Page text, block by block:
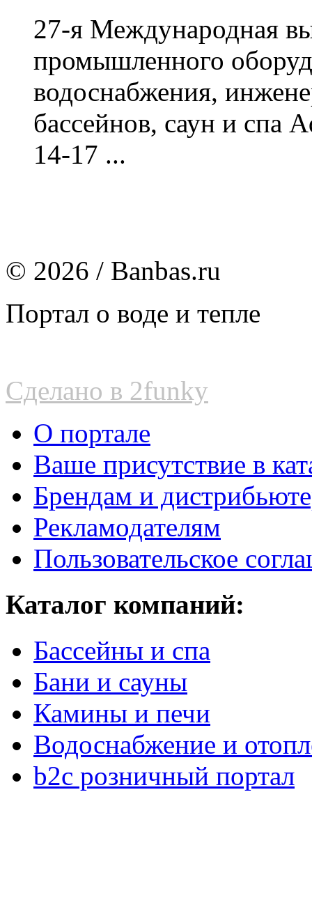
27-я Международная
промышленного
водоснабжения,
бассейнов, саун и спа
14-17 ...
© 2026 / Banbas.ru
Портал о воде и тепле
Сделано в 2funky
О портале
Ваше присутствие в
Брендам и
Рекламодателям
Пользовательское
Каталог компаний:
Бассейны и спа
Бани и сауны
Камины и печи
Водоснабжение и
b2c розничный портал